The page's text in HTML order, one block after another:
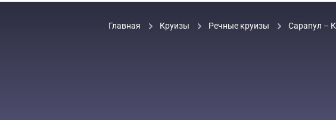
Главная Круизы Речные круизы Сарапул –